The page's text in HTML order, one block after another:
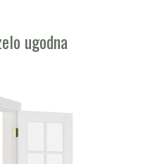
ugodna